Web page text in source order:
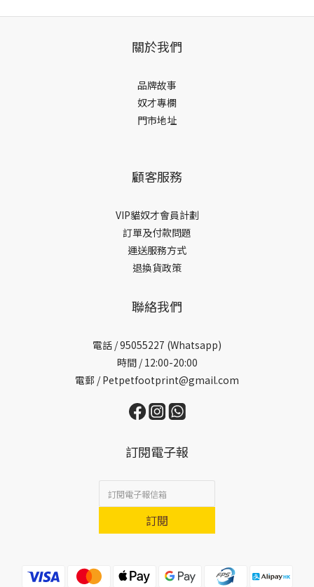
關於我們
品牌故事
奴才專欄
門市地址
顧客服務
VIP貓奴才會員計劃
訂單及付款問題
運送服務方式
退換貨政策
聯絡我們
電話 /95055227 (Whatsapp)
時間 / 12:00-20:00
電郵 / Petpetfootprint@gmail.com
訂閱電子報
訂閱